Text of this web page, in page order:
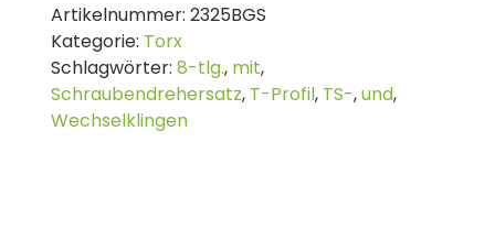
mit
Wechselklingen
|
T-
Profil
Artikelnummer: 2325BGS
Kategorie: Torx
Schlagwörter: 8-tlg., mit,
Schraubendrehersatz, T-Profil, TS-,und,
Wechselklingen